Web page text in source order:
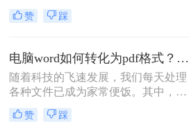
用到Microsoft Word。不过，如果你想
共享文件或保护内容，PDF文件可能
怎么转为pdf，让你无后顾之忧。
赞 踩
电脑word如何转化为pdf格式？一次教你三个方法！
随着科技的飞速发展，我们每天处理
各种文件已成为家常便饭。其中，
Word和PDF是我们最常接触到的两种
文件格式。Word以其强大的编辑功能
赞 踩